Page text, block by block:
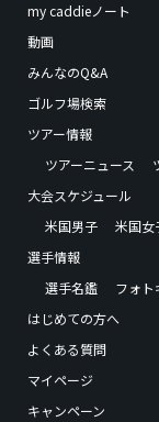
my caddieノート
動画
みんなのQ&A
ゴルフ場検索
ツアー情報
ツアーニュース
大会スケジュール
米国男子
米国女
選手情報
選手名鑑
フォト
はじめての方へ
よくある質問
マイページ
キャンペーン